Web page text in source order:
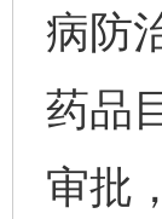
病防
药品
审批